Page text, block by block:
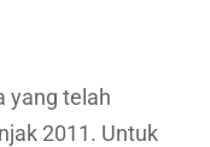
yang telah
2011. Untuk